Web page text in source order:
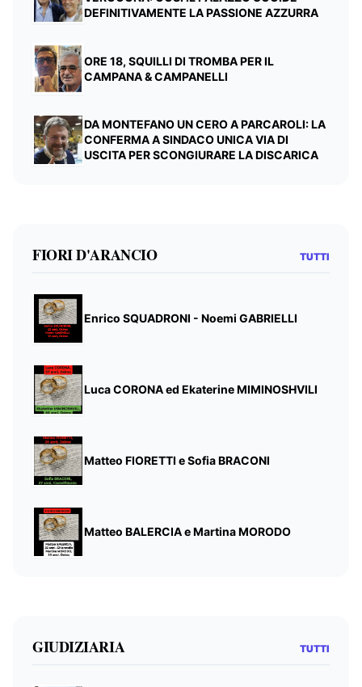
DEFINITIVAMENTE LA PASSIONE AZZURRA
ORE 18, SQUILLI DI TROMBA PER IL
CAMPANA & CAMPANELLI
DA MONTEFANO UN CERO A PARCAROLI: LA
CONFERMA A SINDACO UNICA VIA DI
USCITA PER SCONGIURARE LA DISCARICA
FIORI D'ARANCIO TUTTI
Enrico SQUADRONI - Noemi GABRIELLI
Luca CORONA ed Ekaterine MIMINOSHVILI
Matteo FIORETTI e Sofia BRACONI
Matteo BALERCIA e Martina MORODO
GIUDIZIARIA TUTTI